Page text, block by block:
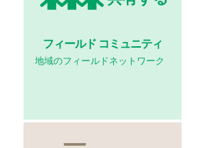
フィールド コミュニティ
地域のフィールドネットワーク